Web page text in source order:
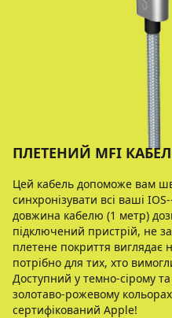
ПЛЕТЕНИЙ MFІ
Цей кабель допоможе вам
синхронізувати всі ваші
довжина кабелю (1 метр)
підключений пристрій, не
плетене покриття виглядає
потрібно для тих, хто
Доступний у темно-сірому
золотаво-рожевому
сертифікований Apple!